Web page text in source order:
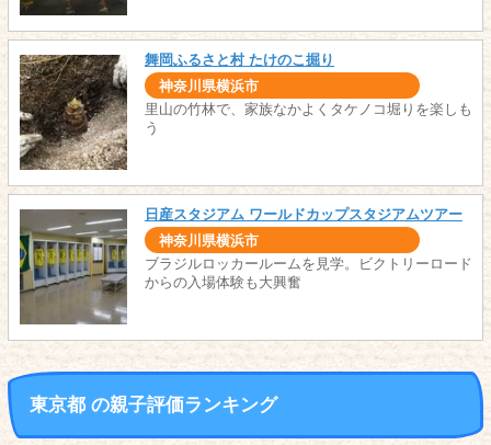
舞岡ふるさと村 たけのこ掘り
神奈川県横浜市
里山の竹林で、家族なかよくタケノコ堀りを楽しも
う
日産スタジアム ワールドカップスタジアムツアー
神奈川県横浜市
ブラジルロッカールームを見学。ビクトリーロード
からの入場体験も大興奮
東京都 の親子評価ランキング